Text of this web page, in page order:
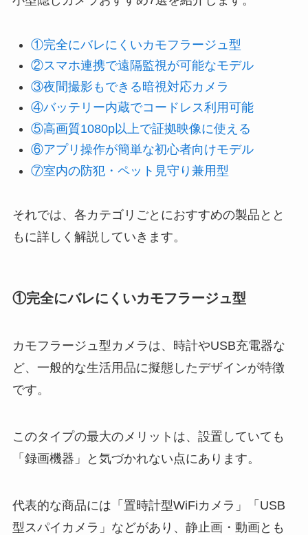
①完全にバレにくいカモフラージュ型
②スマホ連携で遠隔監視が可能なモデル
③夜間撮影もできる暗視対応カメラ
④バッテリー内蔵でコードレス利用可能
⑤高画質1080p以上で証拠映像に使える
⑥アプリ操作が簡単な初心者向けモデル
⑦室内の防犯・ペット見守り兼用型
それでは、各カテゴリごとにおすすめの製品とと
もに詳しく解説していきます。
①完全にバレにくいカモフラージュ型
カモフラージュ型カメラは、時計やUSB充電器な
ど、一般的な生活用品に擬態したデザインが特徴
です。
このタイプの最大のメリットは、設置していても
「録画機器」と気づかれない点にあります。
代表的な商品には「置時計型WiFiカメラ」「USB
型スパイカメラ」などがあり、静止画・動画とも